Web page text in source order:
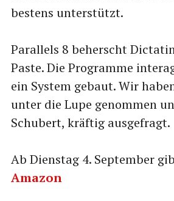
bestens unterstützt.
Parallels 8 beherscht
Paste. Die Programme
ein System gebaut. Wir
unter die Lupe genommen
Schubert, kräftig ausgefragt.
Ab Dienstag 4. September
Amazon